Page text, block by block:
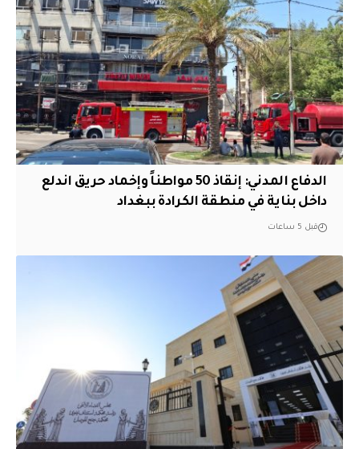
الدفاع المدني: إنقاذ 50 مواطناً وإخماد حريق اندلع
داخل بناية في منطقة الكرادة ببغداد
قبل 5 ساعات